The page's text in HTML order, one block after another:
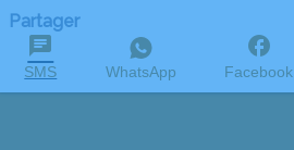
Partager
SMS WhatsApp Facebook